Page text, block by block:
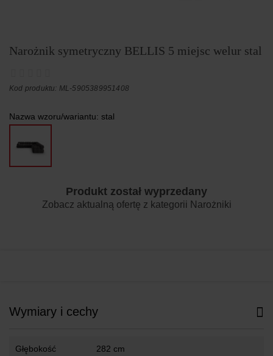
Narożnik symetryczny BELLIS 5 miejsc welur stal
Kod produktu: ML-5905389951408
Nazwa wzoru/wariantu: stal
Produkt został wyprzedany
Zobacz aktualną ofertę z kategorii Narożniki
Wymiary i cechy
Głębokość 282 cm